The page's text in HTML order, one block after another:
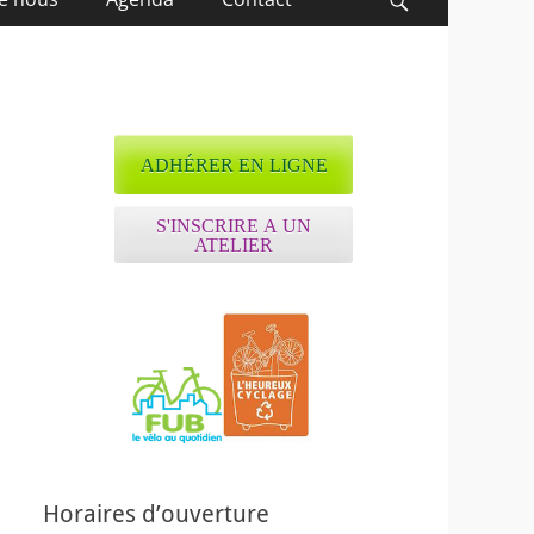
ADHÉRER EN LIGNE
S'INSCRIRE A UN
ATELIER
Horaires d’ouverture